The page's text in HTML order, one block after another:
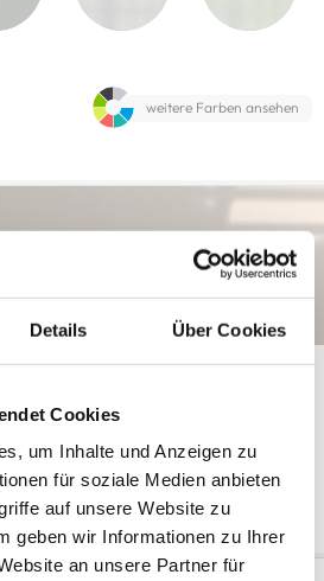
Details Über Cookies
Cookies
um Inhalte und Anzeigen zu
für soziale Medien anbieten
auf unsere Website zu
geben wir Informationen zu Ihrer
an unsere Partner für
weitere Farben ansehen